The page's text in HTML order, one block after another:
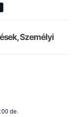
Személyi
de.